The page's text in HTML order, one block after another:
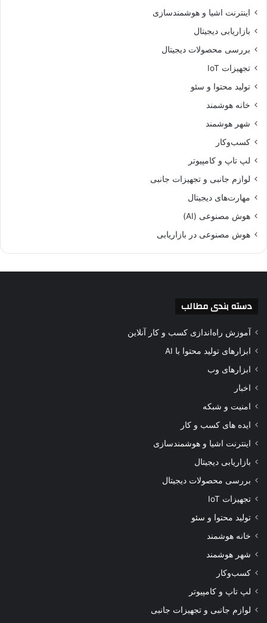
اینترنت اشیا و هوشمندسازی
بازاریابی دیجیتال
بررسی محصولات دیجیتال
تجهیزات IoT
تولید محتوا و سئو
خانه هوشمند
شهر هوشمند
کسب‌وکار
لپ تاپ و کامپیوتر
لوازم جانبی و تجهیزات جانبی
مهارت‌های دیجیتال
هوش مصنوعی (AI)
هوش مصنوعی در بازاریابی
دسته بندی مطالب
آموزش راه‌اندازی کسب و کار آنلاین
ابزارهای تولید محتوا با AI
ابزارهای وب
اخبار
امنیت و شبکه
ایده های کسب و کار
اینترنت اشیا و هوشمندسازی
بازاریابی دیجیتال
بررسی محصولات دیجیتال
تجهیزات IoT
تولید محتوا و سئو
خانه هوشمند
شهر هوشمند
کسب‌وکار
لپ تاپ و کامپیوتر
لوازم جانبی و تجهیزات جانبی